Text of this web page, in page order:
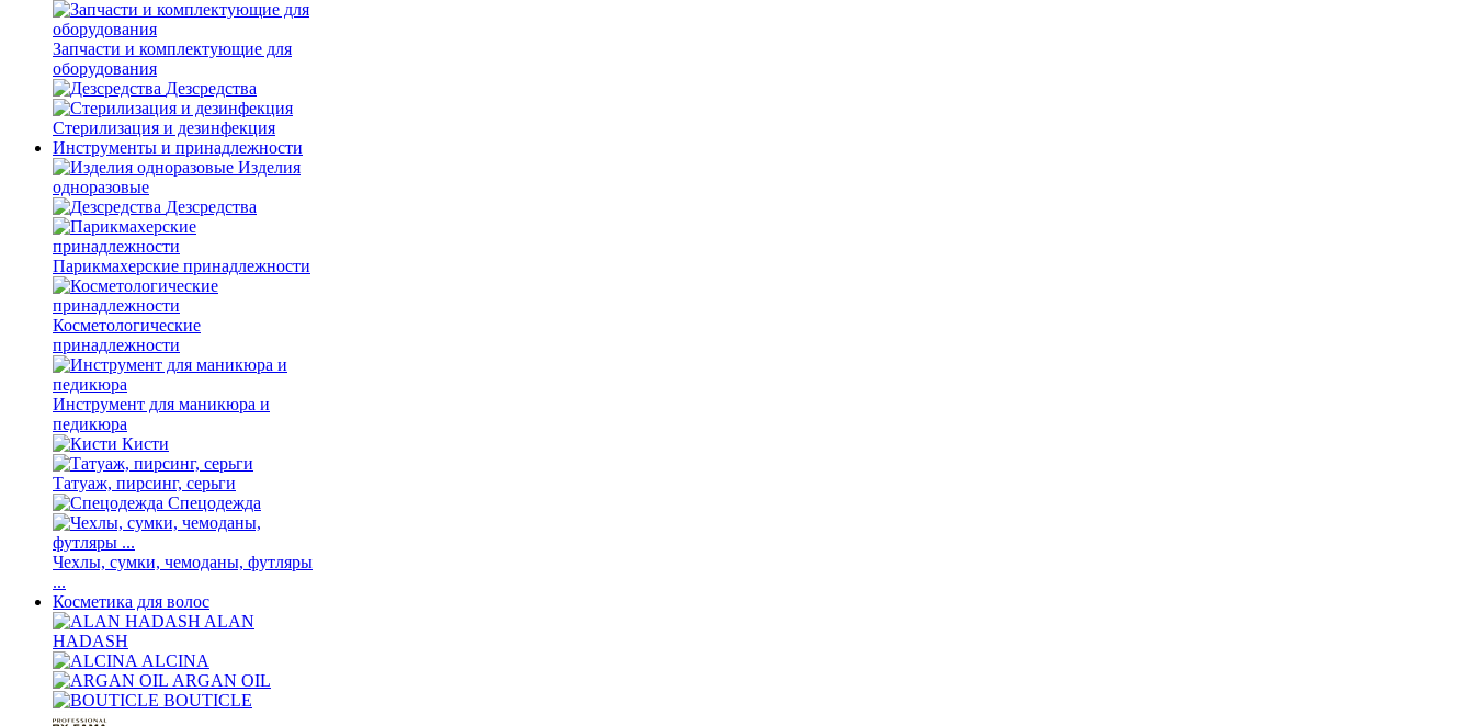
Запчасти и комплектующие для
оборудования
Дезсредства
Стерилизация и дезинфекция
Инструменты и принадлежности
Изделия
одноразовые
Дезсредства
Парикмахерские принадлежности
Косметологические
принадлежности
Инструмент для маникюра и
педикюра
Кисти
Татуаж, пирсинг, серьги
Спецодежда
Чехлы, сумки, чемоданы, футляры
...
Косметика для волос
ALAN
HADASH
ALCINA
ARGAN OIL
BOUTICLE